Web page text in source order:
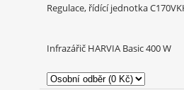
Regulace, řídící jednotka
Infrazářič HARVIA Basic 400 W